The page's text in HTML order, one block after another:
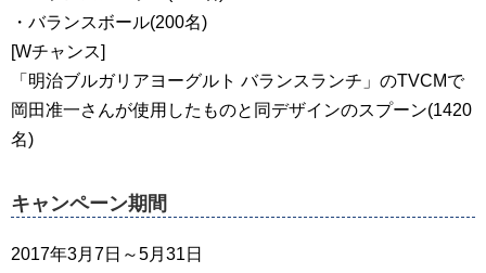
・バランスボール(200名)
[Wチャンス]
「明治ブルガリアヨーグルト バランスランチ」のTVCMで
岡田准一さんが使用したものと同デザインのスプーン(1420
名)
キャンペーン期間
2017年3月7日～5月31日